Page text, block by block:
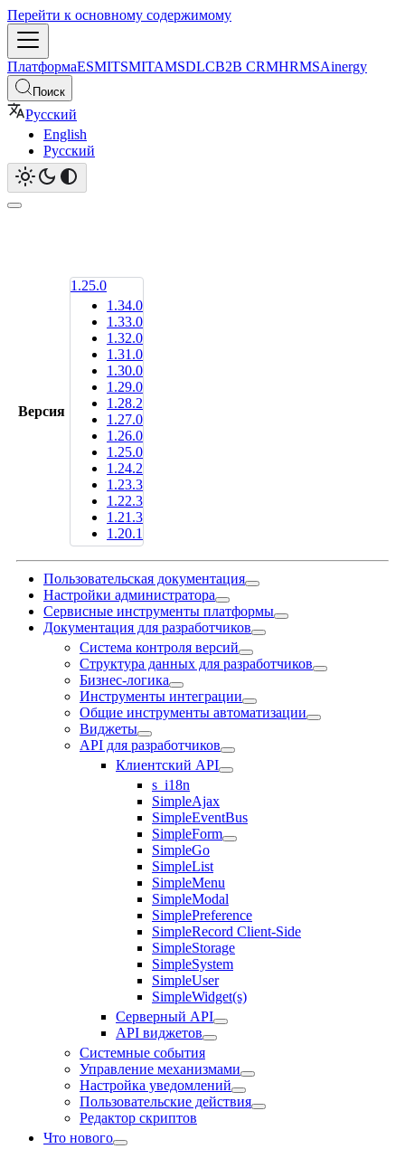
Перейти к основному содержимому
ПлатформаESMITSMITAMSDLCB2B CRMHRMSAinergy
Поиск
Русский
English
Русский
Версия
1.25.0
1.34.0
1.33.0
1.32.0
1.31.0
1.30.0
1.29.0
1.28.2
1.27.0
1.26.0
1.25.0
1.24.2
1.23.3
1.22.3
1.21.3
1.20.1
Пользовательская документация
Настройки администратора
Сервисные инструменты платформы
Документация для разработчиков
Система контроля версий
Структура данных для разработчиков
Бизнес-логика
Инструменты интеграции
Общие инструменты автоматизации
Виджеты
API для разработчиков
Клиентский API
s_i18n
SimpleAjax
SimpleEventBus
SimpleForm
SimpleGo
SimpleList
SimpleMenu
SimpleModal
SimplePreference
SimpleRecord Client-Side
SimpleStorage
SimpleSystem
SimpleUser
SimpleWidget(s)
Серверный API
API виджетов
Системные события
Управление механизмами
Настройка уведомлений
Пользовательские действия
Редактор скриптов
Что нового